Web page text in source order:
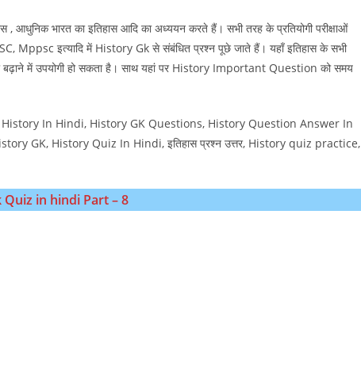
, आधुनिक भारत का इतिहास आदि का अध्ययन करते हैं। सभी तरह के प्रतियोगी परीक्षाओं
Mppsc इत्यादि में History Gk से संबंधित प्रश्न पूछे जाते हैं। यहाँ इतिहास के सभी
बढ़ाने में उपयोगी हो सकता है। साथ यहां पर History Important Question को समय
In Hindi, History GK Questions, History Question Answer In
GK, History Quiz In Hindi, इतिहास प्रश्न उत्तर, History quiz practice,
in hindi Part – 8